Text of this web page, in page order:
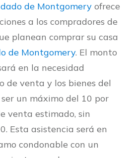
de Montgomery ofrece
a los compradores de
planean comprar su casa
de Montgomery. El monto
en la necesidad
de venta y los bienes del
un máximo del 10 por
venta estimado, sin
Esta asistencia será en
condonable con un